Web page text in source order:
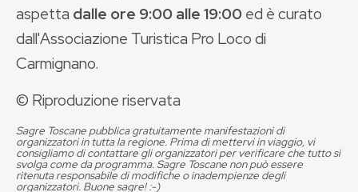
aspetta dalle ore 9:00 alle 19:00ed è curato
dall'Associazione Turistica Pro Loco di
Carmignano.
© Riproduzione riservata
Sagre Toscane pubblica gratuitamente manifestazioni di
organizzatori in tutta la regione. Prima di mettervi in viaggio, vi
consigliamo di contattare gli organizzatori per verificare che tutto si
svolga come da programma. Sagre Toscane non può essere
ritenuta responsabile di modifiche o inadempienze degli
organizzatori. Buone sagre! :-)